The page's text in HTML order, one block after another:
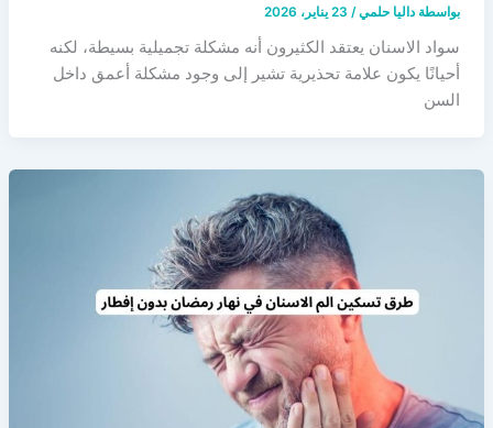
بواسطة داليا حلمي/ 23 يناير، 2026
سواد الاسنان يعتقد الكثيرون أنه مشكلة تجميلية بسيطة، لكنه
أحيانًا يكون علامة تحذيرية تشير إلى وجود مشكلة أعمق داخل
السن